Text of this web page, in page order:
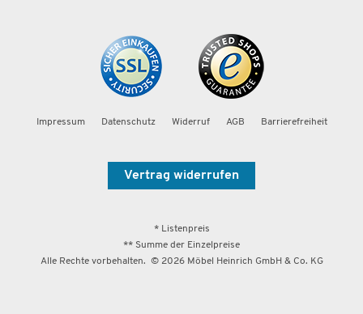
Impressum Datenschutz Widerruf AGB Barrierefreiheit
Vertrag widerrufen
* Listenpreis
** Summe der Einzelpreise
Alle Rechte vorbehalten. © 2026Möbel Heinrich GmbH & Co. KG